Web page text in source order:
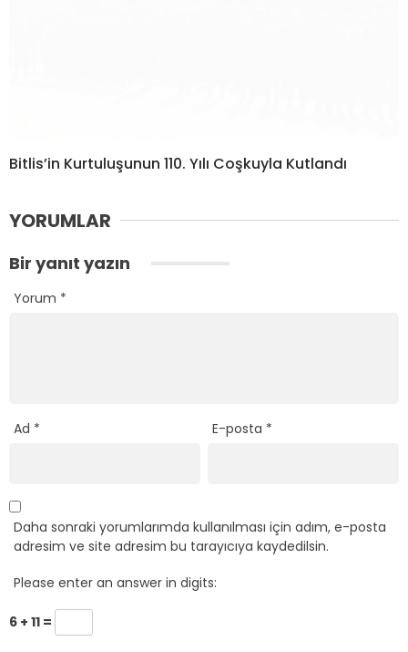
Bitlis’in Kurtuluşunun 110. Yılı Coşkuyla Kutlandı
YORUMLAR
Bir yanıt yazın
Yorum *
Ad * E-posta *
Daha sonraki yorumlarımda kullanılması için adım, e-posta
adresim ve site adresim bu tarayıcıya kaydedilsin.
Please enter an answer in digits:
6 + 11 =